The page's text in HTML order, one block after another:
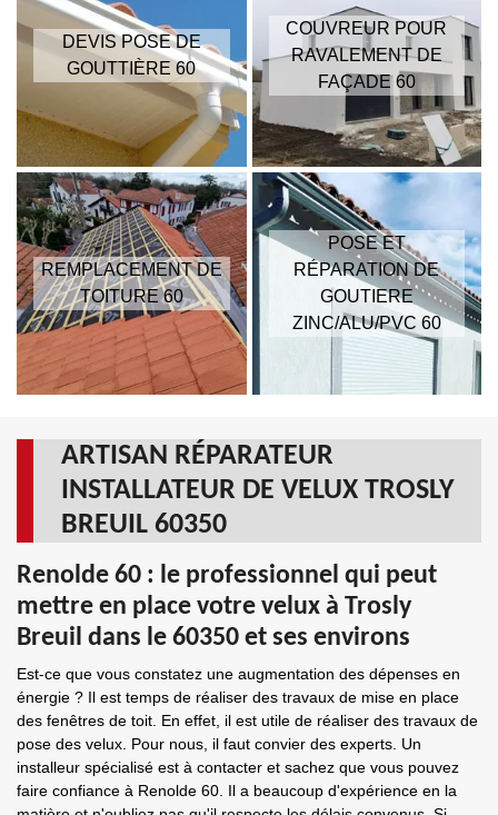
DEVIS POSE DE
GOUTTIÈRE 60
COUVREUR POUR
RAVALEMENT DE
FAÇADE 60
REMPLACEMENT DE
TOITURE 60
POSE ET
RÉPARATION DE
GOUTIERE
ZINC/ALU/PVC 60
ARTISAN RÉPARATEUR
INSTALLATEUR DE VELUX TROSLY
BREUIL 60350
Renolde 60 : le professionnel qui peut
mettre en place votre velux à Trosly
Breuil dans le 60350 et ses environs
Est-ce que vous constatez une augmentation des dépenses en
énergie ? Il est temps de réaliser des travaux de mise en place
des fenêtres de toit. En effet, il est utile de réaliser des travaux de
pose des velux. Pour nous, il faut convier des experts. Un
installeur spécialisé est à contacter et sachez que vous pouvez
faire confiance à Renolde 60. Il a beaucoup d'expérience en la